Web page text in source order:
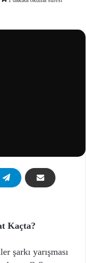
Kaçta?
şarkı yarışması